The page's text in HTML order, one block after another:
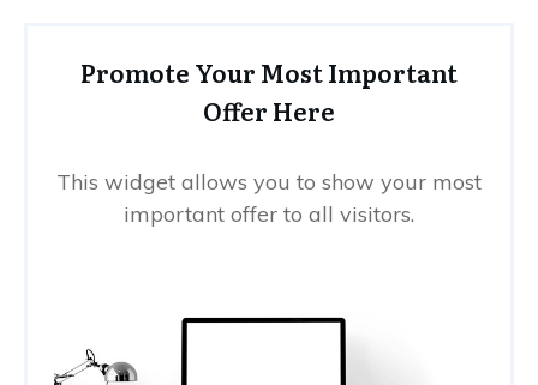
Promote Your Most Important
Offer Here
This widget allows you to show your most
important offer to all visitors.